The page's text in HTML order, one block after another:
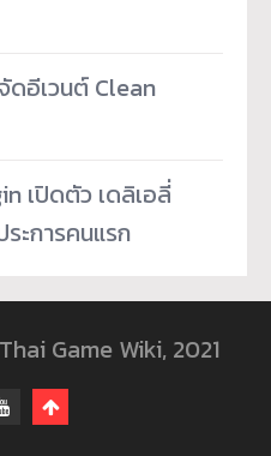
ดอีเวนต์ Clean
เปิดตัว เดลิเอลี่
ะการคนแรก
Game Wiki, 2021